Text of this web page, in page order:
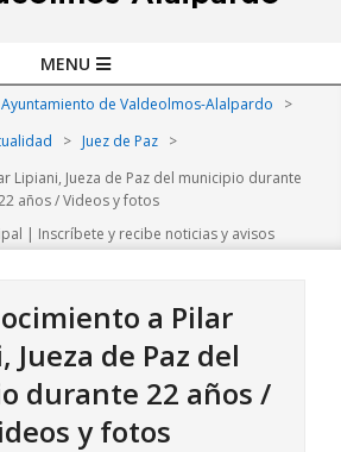
MENU
Ayuntamiento de Valdeolmos-Alalpardo
>
> Juez de Paz >
Lipiani, Jueza de Paz del municipio durante
años / Videos y fotos
| Inscríbete y recibe noticias y avisos
a Pilar
Jueza de Paz del
durante 22 años /
y fotos